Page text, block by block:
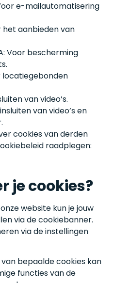
e-mailautomatisering
het aanbieden van
Voor bescherming
locatiegebonden
van video’s.
van video’s en
cookies van derden
raadplegen:
je cookies?
website kun je jouw
via de cookiebanner.
via de instellingen
bepaalde cookies kan
functies van de